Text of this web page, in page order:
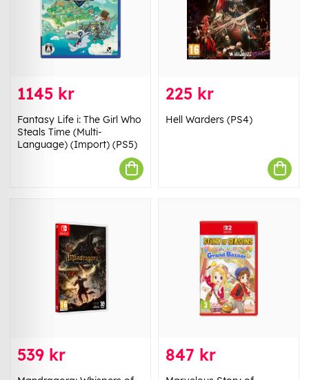
1145 kr
Fantasy Life i: The Girl Who
Steals Time (Multi-
Language) (Import) (PS5)
225 kr
Hell Warders (PS4)
539 kr 847 kr